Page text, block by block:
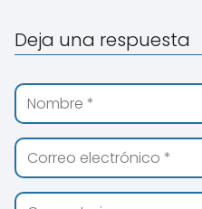
Deja una respuesta